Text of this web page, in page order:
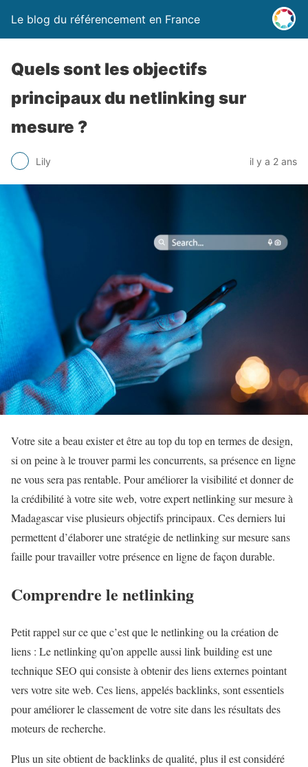
Le blog du référencement en France
Quels sont les objectifs
principaux du netlinking sur
mesure ?
Lily il y a 2 ans
Votre site a beau exister et être au top du top en termes de design,
si on peine à le trouver parmi les concurrents, sa présence en ligne
ne vous sera pas rentable. Pour améliorer la visibilité et donner de
la crédibilité à votre site web, votre expert netlinking sur mesure à
Madagascar vise plusieurs objectifs principaux. Ces derniers lui
permettent d’élaborer une stratégie de netlinking sur mesure sans
faille pour travailler votre présence en ligne de façon durable.
Comprendre le netlinking
Petit rappel sur ce que c’est que le netlinking ou la création de
liens : Le netlinking qu’on appelle aussi link building est une
technique SEO qui consiste à obtenir des liens externes pointant
vers votre site web. Ces liens, appelés backlinks, sont essentiels
pour améliorer le classement de votre site dans les résultats des
moteurs de recherche.
Plus un site obtient de backlinks de qualité, plus il est considéré